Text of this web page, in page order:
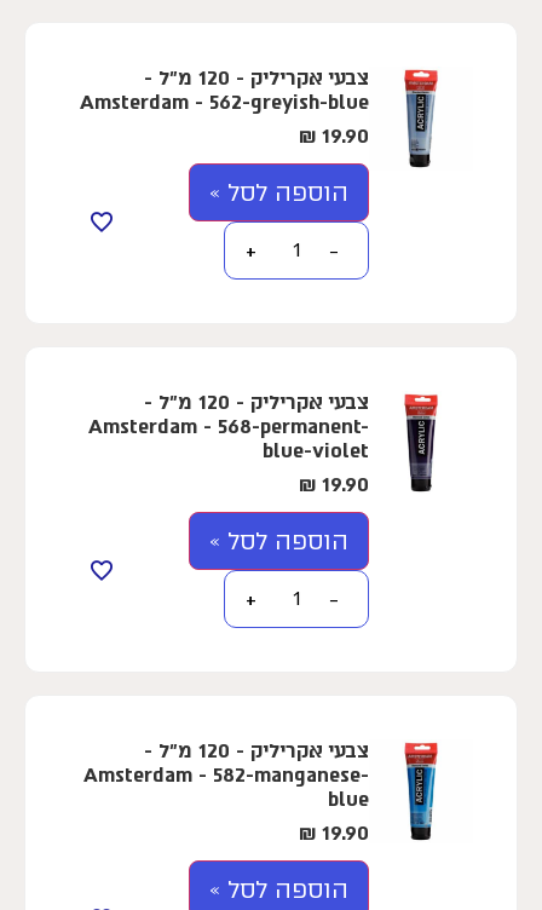
צבעי אקריליק - 120 מ"ל -
Amsterdam - 562-greyish-blue
19.90
₪
הוספה לסל »
−
+
צבעי אקריליק - 120 מ"ל -
Amsterdam - 568-permanent-
blue-violet
19.90
₪
הוספה לסל »
−
+
צבעי אקריליק - 120 מ"ל -
Amsterdam - 582-manganese-
blue
19.90
₪
הוספה לסל »